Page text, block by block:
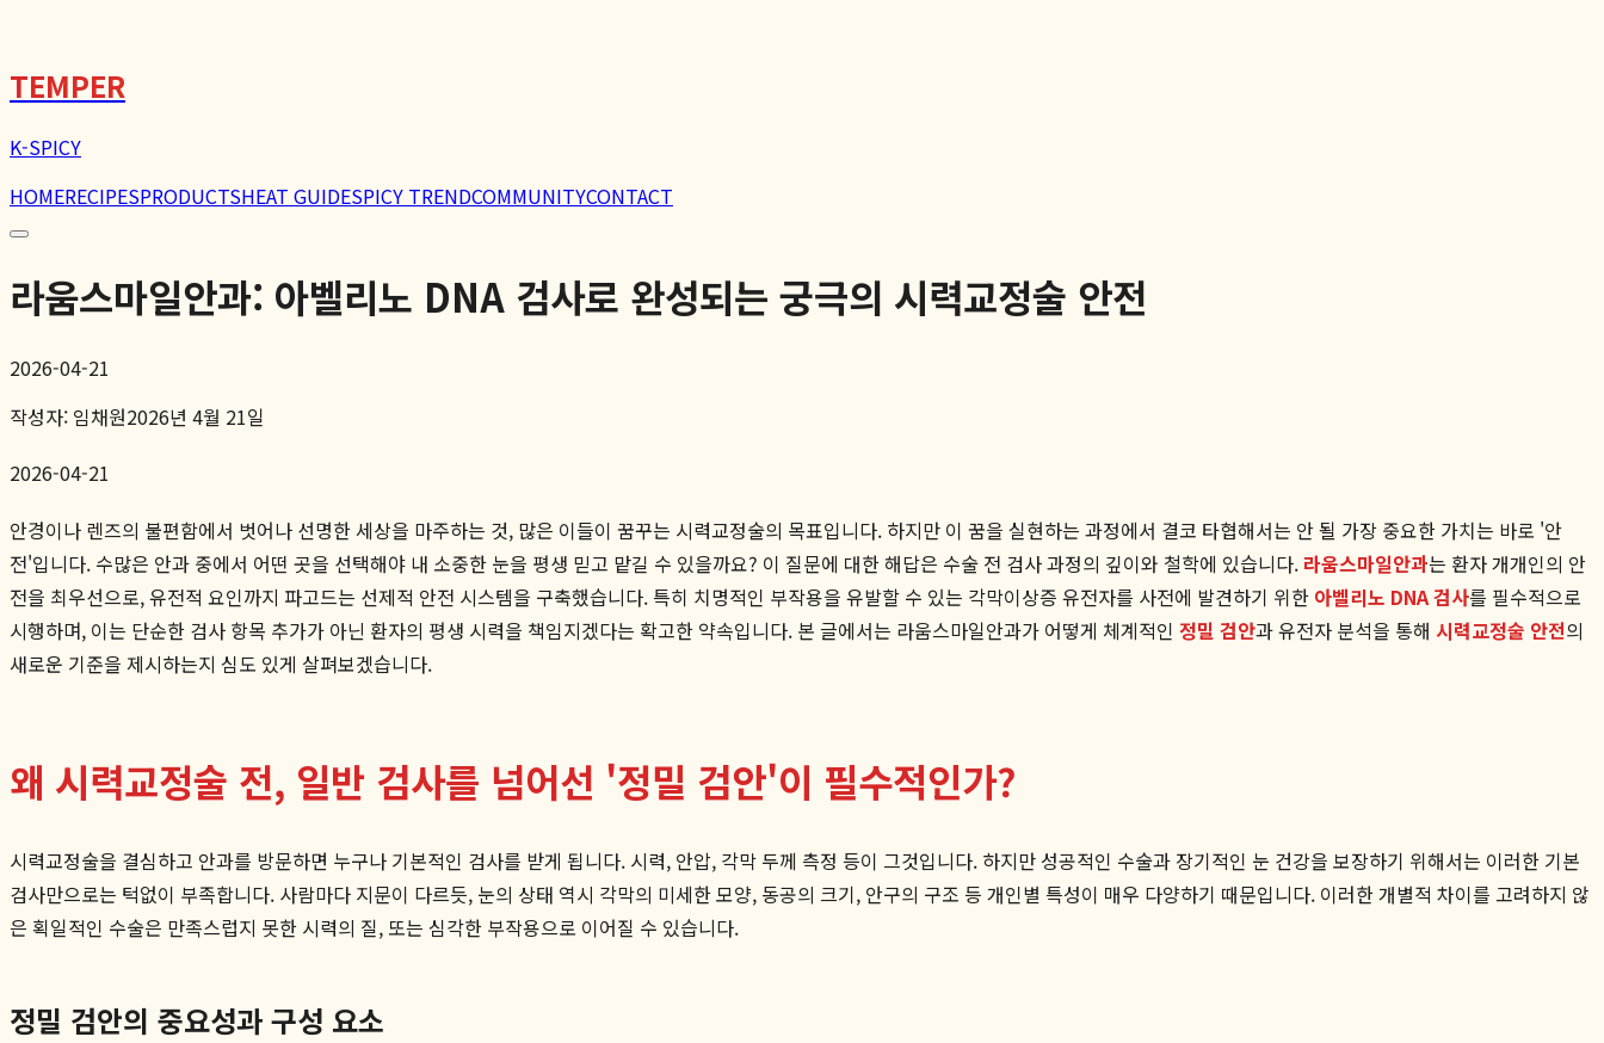
TEMPER
K-SPICY
HOMERECIPESPRODUCTSHEAT GUIDESPICY TRENDCOMMUNITYCONTACT
라움스마일안과: 아벨리노 DNA 검사로 완성되는 궁극의 시력교정술 안전
2026-04-21
작성자: 임채원2026년 4월 21일
2026-04-21
안경이나 렌즈의 불편함에서 벗어나 선명한 세상을 마주하는 것, 많은 이들이 꿈꾸는 시력교정술의 목표입니다. 하지만 이 꿈을 실현하는 과정에서 결코 타협해서는 안 될 가장 중요한 가치는 바로 '안
전'입니다. 수많은 안과 중에서 어떤 곳을 선택해야 내 소중한 눈을 평생 믿고 맡길 수 있을까요? 이 질문에 대한 해답은 수술 전 검사 과정의 깊이와 철학에 있습니다. 라움스마일안과는 환자 개개인의 안
전을 최우선으로, 유전적 요인까지 파고드는 선제적 안전 시스템을 구축했습니다. 특히 치명적인 부작용을 유발할 수 있는 각막이상증 유전자를 사전에 발견하기 위한 아벨리노 DNA 검사를 필수적으로
시행하며, 이는 단순한 검사 항목 추가가 아닌 환자의 평생 시력을 책임지겠다는 확고한 약속입니다. 본 글에서는 라움스마일안과가 어떻게 체계적인 정밀 검안과 유전자 분석을 통해 시력교정술 안전의
새로운 기준을 제시하는지 심도 있게 살펴보겠습니다.
왜 시력교정술 전, 일반 검사를 넘어선 '정밀 검안'이 필수적인가?
시력교정술을 결심하고 안과를 방문하면 누구나 기본적인 검사를 받게 됩니다. 시력, 안압, 각막 두께 측정 등이 그것입니다. 하지만 성공적인 수술과 장기적인 눈 건강을 보장하기 위해서는 이러한 기본
검사만으로는 턱없이 부족합니다. 사람마다 지문이 다르듯, 눈의 상태 역시 각막의 미세한 모양, 동공의 크기, 안구의 구조 등 개인별 특성이 매우 다양하기 때문입니다. 이러한 개별적 차이를 고려하지 않
은 획일적인 수술은 만족스럽지 못한 시력의 질, 또는 심각한 부작용으로 이어질 수 있습니다.
정밀 검안의 중요성과 구성 요소